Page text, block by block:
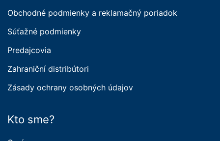
Obchodné podmienky a reklamačný poriadok
Súťažné podmienky
Predajcovia
Zahraniční distribútori
Zásady ochrany osobných údajov
Kto sme?